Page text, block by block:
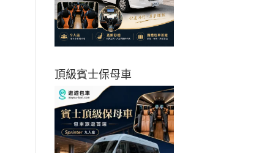
頂級賓士保母車